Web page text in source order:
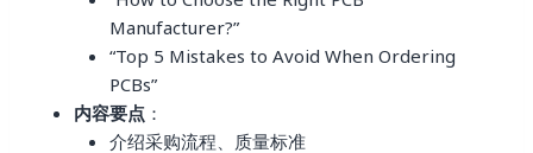
Manufacturer?”
“Top 5 Mistakes to Avoid When Ordering
PCBs”
内容要点 ：
介绍采购流程、质量标准